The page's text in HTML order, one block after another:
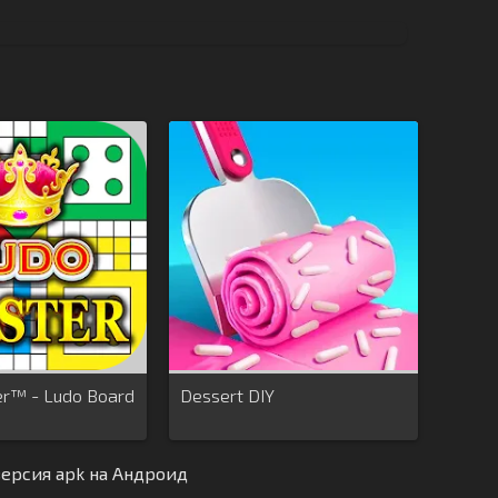
- Ludo Board Dessert DIY
apk на Андроид